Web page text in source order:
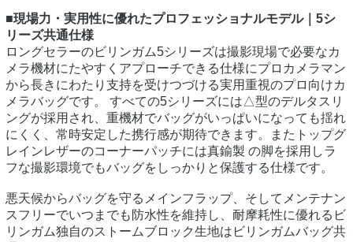
■現場力・実用性に優れたプロフェッショナルモデル｜5シ
リーズ共通仕様
ロングセラーのビリンガム5シリーズは撮影現場で必要なカ
メラ機材にたやすくアプローチできる仕様にプロカメラマン
から長きにわたり支持を受けつづける実用重視のプロ向けカ
メラバッグです。 すべての5シリーズには△型のデルタスリ
ングが採用され、重機材でバッグがいっぱいになっても揺れ
にくく、常時安定した携行感が期待できます。またトップグ
レインレザーのコーナーパッチには真鍮製 の脚を採用しラ
フな撮影環境でもバッグをしっかりと保護する仕様です。
悪天候からバッグを守るメインフラップ、そしてメンテナン
スフリーでいつまでも防水性を維持し、耐摩耗性に優れるビ
リンガム独自のストームブロック生地はビリンガムバッグ共